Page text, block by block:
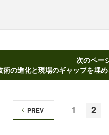
次のペー
術の進化と現場のギャップを埋
1 2
PREV